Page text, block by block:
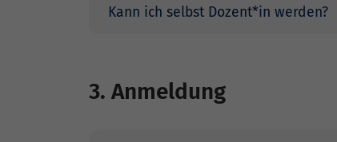
Kann ich selbst Dozent*in werden?
3. Anmeldung